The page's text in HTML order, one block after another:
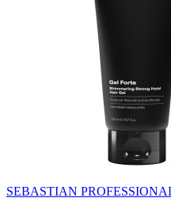
SEBASTIAN